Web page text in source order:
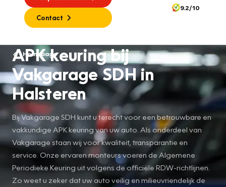
Contact
9.2/10
Homepage
APK keuring bij
Vakgarage SDH in
Halsteren
Bij Vakgarage SDH kunt u terecht voor een betrouwbare en
vakkundige APK keuring van uw auto. Als onderdeel van
Vakgarage staan wij voor kwaliteit, transparantie en
service. Onze ervaren monteurs voeren de Algemene
Periodieke Keuring uit volgens de officiële RDW-richtlijnen.
Zo weet u zeker dat uw auto veilig en milieuvriendelijk de